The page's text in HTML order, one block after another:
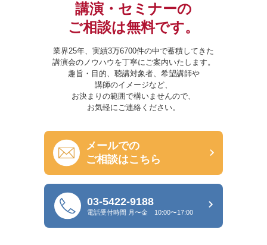
講演・セミナーの
ご相談は無料です。
業界25年、実績3万6700件の中で蓄積してきた
講演会のノウハウを丁寧にご案内いたします。
趣旨・目的、聴講対象者、希望講師や
講師のイメージなど、
お決まりの範囲で構いませんので、
お気軽にご連絡ください。
メールでの
ご相談はこちら
03-5422-9188
電話受付時間 月〜金 10:00〜17:00